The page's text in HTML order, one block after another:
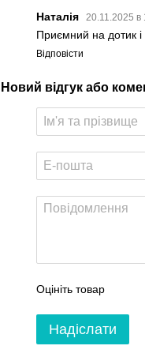
Наталія 20.11.2025 в
Приємний на дотик і
Відповісти
Новий відгук або
Оцініть товар
Надіслати